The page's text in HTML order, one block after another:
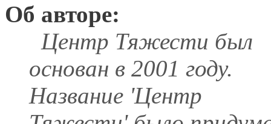
Об авторе:
Центр Тяжести был
основан в 2001 году.
Название 'Центр